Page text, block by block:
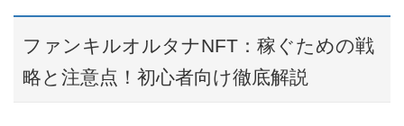
ファンキルオルタナNFT：稼ぐための戦
略と注意点！初心者向け徹底解説